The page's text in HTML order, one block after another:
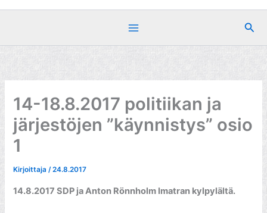
Hae
14-18.8.2017 politiikan ja
järjestöjen ”käynnistys” osio
1
Kirjoittaja/24.8.2017
14.8.2017 SDP ja Anton Rönnholm Imatran kylpylältä.